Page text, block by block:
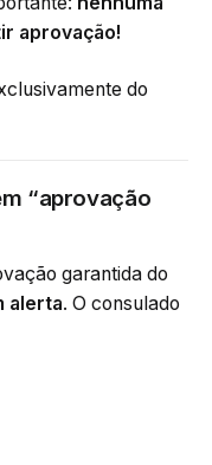
aprovação!
do
“aprovação
garantida do
alerta. O consulado